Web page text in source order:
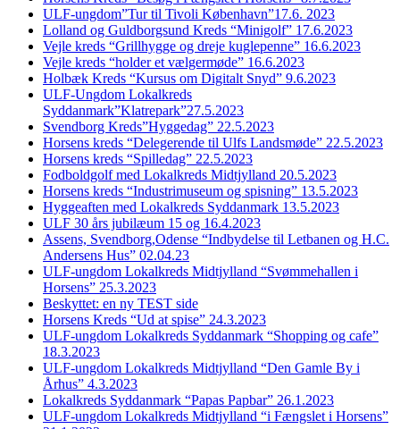
ULF-ungdom”Tur til Tivoli København”17.6. 2023
Lolland og Guldborgsund Kreds “Minigolf” 17.6.2023
Vejle kreds “Grillhygge og dreje kuglepenne” 16.6.2023
Vejle kreds “holder et vælgermøde” 16.6.2023
Holbæk Kreds “Kursus om Digitalt Snyd” 9.6.2023
ULF-Ungdom Lokalkreds
Syddanmark”Klatrepark”27.5.2023
Svendborg Kreds”Hyggedag” 22.5.2023
Horsens kreds “Delegerende til Ulfs Landsmøde” 22.5.2023
Horsens kreds “Spilledag” 22.5.2023
Fodboldgolf med Lokalkreds Midtjylland 20.5.2023
Horsens kreds “Industrimuseum og spisning” 13.5.2023
Hyggeaften med Lokalkreds Syddanmark 13.5.2023
ULF 30 års jubilæum 15 og 16.4.2023
Assens, Svendborg,Odense “Indbydelse til Letbanen og H.C.
Andersens Hus” 02.04.23
ULF-ungdom Lokalkreds Midtjylland “Svømmehallen i
Horsens” 25.3.2023
Beskyttet: en ny TEST side
Horsens Kreds “Ud at spise” 24.3.2023
ULF-ungdom Lokalkreds Syddanmark “Shopping og cafe”
18.3.2023
ULF-ungdom Lokalkreds Midtjylland “Den Gamle By i
Århus” 4.3.2023
Lokalkreds Syddanmark “Papas Papbar” 26.1.2023
ULF-ungdom Lokalkreds Midtjylland “i Fængslet i Horsens”